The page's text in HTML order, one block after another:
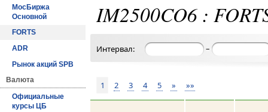
МосБиржа
Основной
FORTS
ADR
Рынок акций SPB
Валюта
Официальные
курсы ЦБ
IM2500CO6 :
Интервал: –
1 2 3 4 5 » »»